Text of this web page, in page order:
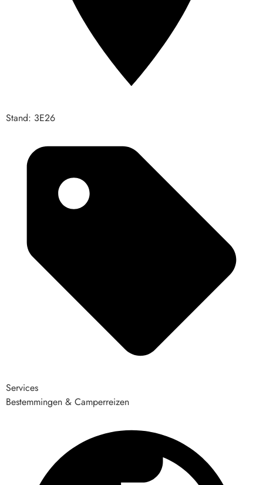
Stand: 3E26
Services
Bestemmingen & Camperreizen